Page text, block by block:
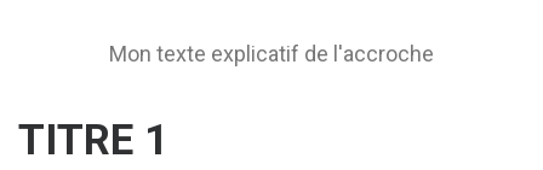
Mon texte explicatif de l'accroche
TITRE 1